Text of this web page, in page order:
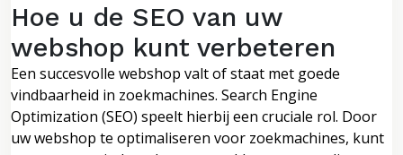
Hoe u de SEO van uw
webshop kunt verbeteren
Een succesvolle webshop valt of staat met goede
vindbaarheid in zoekmachines. Search Engine
Optimization (SEO) speelt hierbij een cruciale rol. Door
uw webshop te optimaliseren voor zoekmachines, kunt